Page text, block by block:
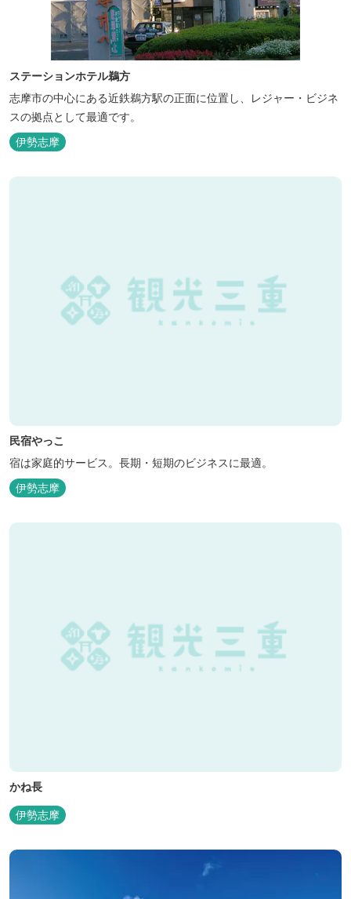
ステーションホテル鵜方
志摩市の中心にある近鉄鵜方駅の正面に位置し、レジャー・ビジネ
スの拠点として最適です。
伊勢志摩
民宿やっこ
宿は家庭的サービス。長期・短期のビジネスに最適。
伊勢志摩
かね長
伊勢志摩